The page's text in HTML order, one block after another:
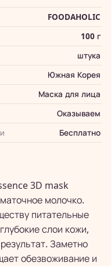
FOODAHOLIC
100 г
штука
Южная Корея
Маска для лица
Оказываем
Бесплатно
3D mask
молочко.
питательные
слои кожи,
Заметно
обезвоживание и